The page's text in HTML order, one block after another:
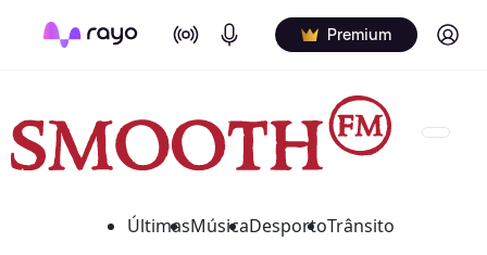
On Air Podcasts Premium Log in
ÚltimasMúsicaDesportoTrânsito